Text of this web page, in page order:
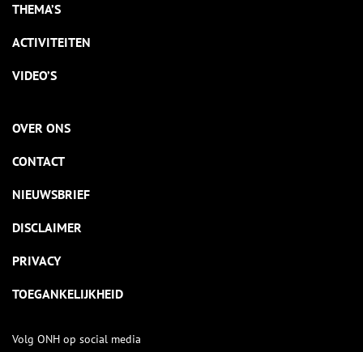
THEMA’S
ACTIVITEITEN
VIDEO’S
OVER ONS
CONTACT
NIEUWSBRIEF
DISCLAIMER
PRIVACY
TOEGANKELIJKHEID
Volg ONH op social media